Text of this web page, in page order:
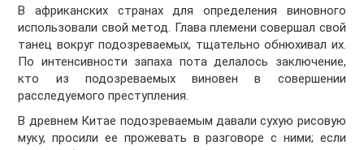
В африканских странах для определения виновного
использовали свой метод. Глава племени совершал свой
танец вокруг подозреваемых, тщательно обнюхивал их.
По интенсивности запаха пота делалось заключение,
кто из подозреваемых виновен в совершении
расследуемого преступления.
В древнем Китае подозреваемым давали сухую рисовую
муку, просили ее прожевать в разговоре с ними; если